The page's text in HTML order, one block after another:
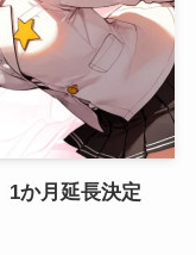
1か月延長決定